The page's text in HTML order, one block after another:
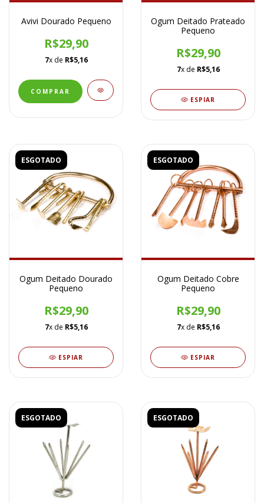
Avivi Dourado Pequeno
R$29,90
7x de R$5,16
Ogum Deitado Prateado
Pequeno
R$29,90
7x de R$5,16
ESPIAR
ESGOTADO
Ogum Deitado Dourado
Pequeno
R$29,90
7x de R$5,16
ESPIAR
ESGOTADO
Ogum Deitado Cobre
Pequeno
R$29,90
7x de R$5,16
ESPIAR
ESGOTADO ESGOTADO